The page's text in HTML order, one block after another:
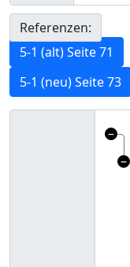
Referenzen:
5-1 (alt) Seite 71
5-1 (neu) Seite 73